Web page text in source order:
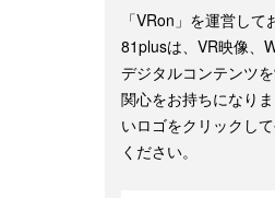
「VRon」を運営し
81plusは、VR映像、
デジタルコンテンツ
関心をお持ちになり
いロゴをクリックし
ください。